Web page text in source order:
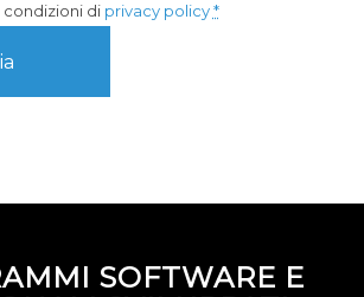
di privacy policy *
SOFTWARE E